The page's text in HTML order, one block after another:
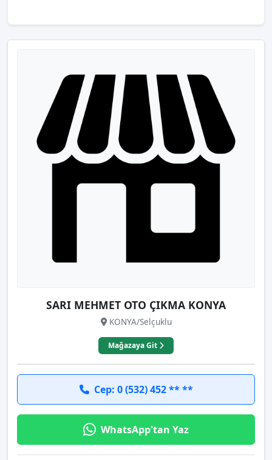
SARI MEHMET OTO ÇIKMA KONYA
KONYA/Selçuklu
Mağazaya Git
Cep: 0 (532) 452 ** **
WhatsApp'tan Yaz